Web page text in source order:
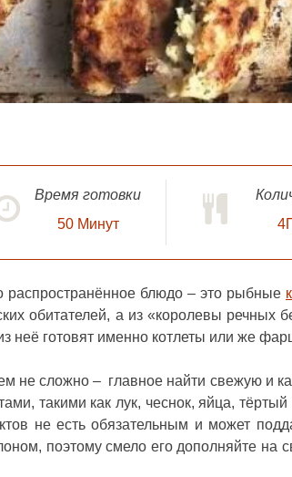
Время готовки
50 Минут
распространённое блюдо – это рыбные
обитателей, а из «королевы речных
неё готовят именно котлеты или же
не сложно – главное найти свежую и
такими как лук, чеснок, яйца,
не есть обязательным и может
поэтому смело его дополняйте на